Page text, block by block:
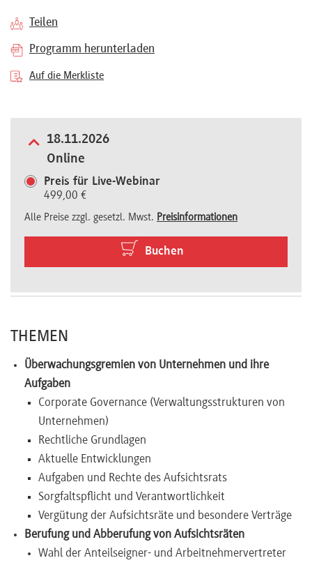
Kontakt
uns
FAQ
Teilen
Programm herunterladen
Auf die Merkliste
18.11.2026
Online
Preis für Live-Webinar
499,00 €
Alle Preise zzgl. gesetzl. Mwst. Preisinformationen
Buchen
THEMEN
Überwachungsgremien von Unternehmen und ihre
Aufgaben
Corporate Governance (Verwaltungsstrukturen von
Unternehmen)
Rechtliche Grundlagen
Aktuelle Entwicklungen
Aufgaben und Rechte des Aufsichtsrats
Sorgfaltspflicht und Verantwortlichkeit
Vergütung der Aufsichtsräte und besondere Verträge
Berufung und Abberufung von Aufsichtsräten
Wahl der Anteilseigner- und Arbeitnehmervertreter